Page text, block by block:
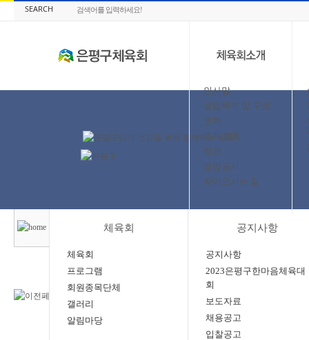
SEARCH
인사말
설립목적 및 구성
연혁
조직 현황
정관
경영공시
찾아오시는 길
체육회
체육회
프로그램
회원종목단체
갤러리
알림마당
공지사항
공지사항
2023은평구한마음체육대
회
보도자료
채용공고
입찰공고